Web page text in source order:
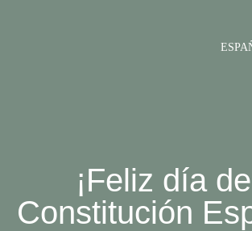
¡Feliz día
Constitución